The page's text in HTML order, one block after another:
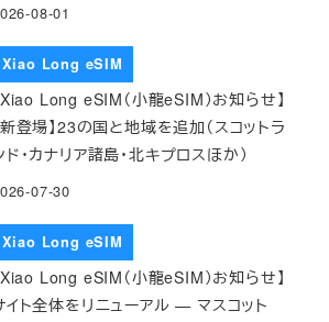
08-01
Xiao Long eSIM
Xiao Long eSIM（小龍eSIM）お知らせ】
新登場】23の国と地域を追加（スコットラ
ド・カナリア諸島・北キプロスほか）
07-30
Xiao Long eSIM
Xiao Long eSIM（小龍eSIM）お知らせ】
イト全体をリニューアル — マスコット